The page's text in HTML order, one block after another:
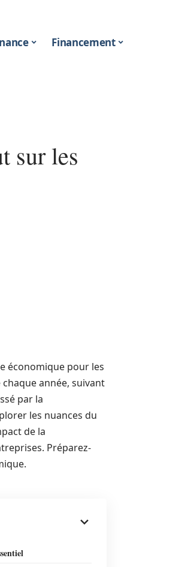
Financement
sur les
économique pour les
année, suivant
par la
les nuances du
de la
Préparez-